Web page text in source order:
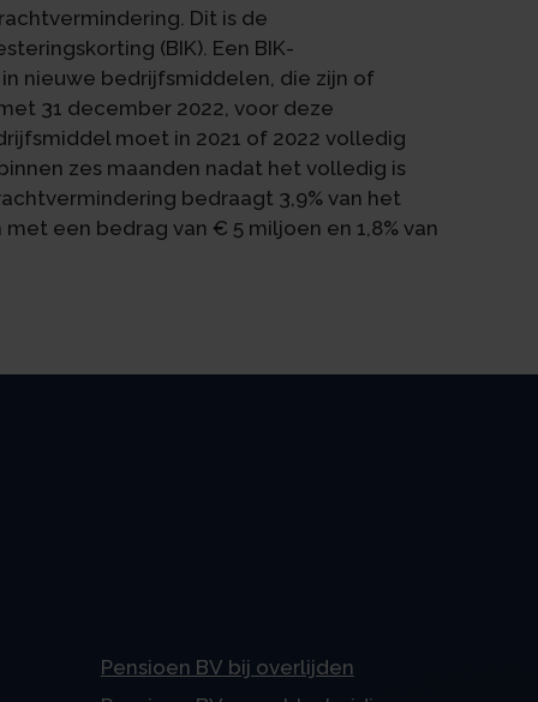
Dit is de
(BIK). Een BIK-
nieuwe bedrijfsmiddelen, die zijn of
31 december 2022, voor deze
moet in 2021 of 2022 volledig
zes maanden nadat het volledig is
bedraagt 3,9% van het
een bedrag van € 5 miljoen en 1,8% van
Pensioen BV bij overlijden